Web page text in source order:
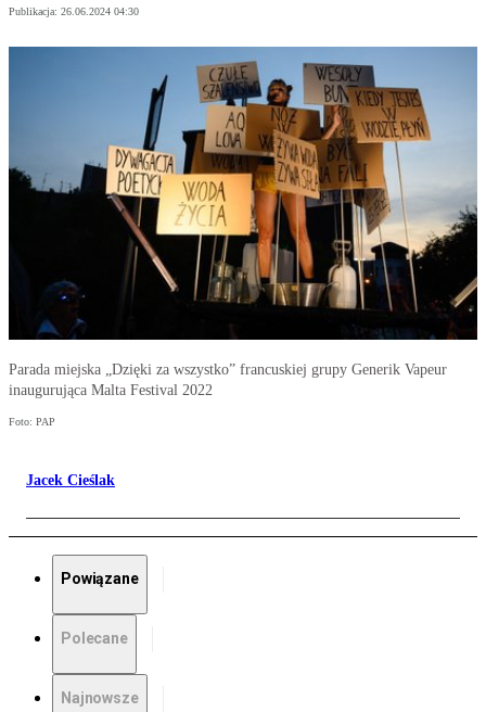
Publikacja: 26.06.2024 04:30
Parada miejska „Dzięki za wszystko” francuskiej grupy Generik Vapeur
inaugurująca Malta Festival 2022
Foto: PAP
Jacek Cieślak
Powiązane
Polecane
Najnowsze